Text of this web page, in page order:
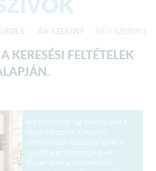
ÁR SZERINT NÉV SZERINT
KERESÉSI FELTÉTELEK
A konyha már rég nem csupán a
főzés helyszíne; a modern
otthonokban közösségi térré, a
családi élet központjává vált.
Éppen ezért a konyhabútor